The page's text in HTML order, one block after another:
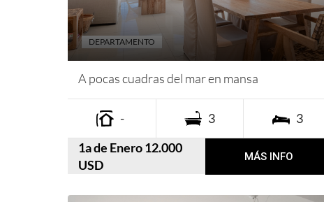
A pocas cuadras del mar en mansa
- 3 3
DEPARTAMENTO
1a de Enero 12.000
USD
MÁS INFO